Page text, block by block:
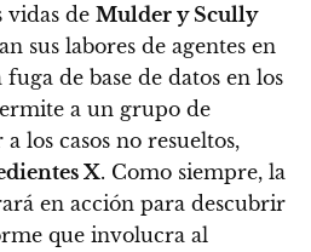
vidas de Mulder y Scully
sus labores de agentes en
fuga de base de datos en los
a un grupo de
los casos no resueltos,
X. Como siempre, la
en acción para descubrir
que involucra al